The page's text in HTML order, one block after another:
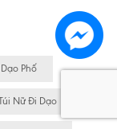
Phố
Nữ Đi Dạo